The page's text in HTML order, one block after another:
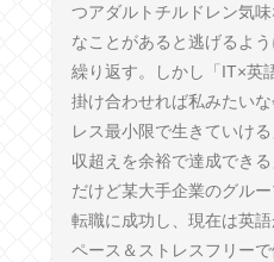
つアダルトチルドレン気
なことがあると逃げるよ
繰り返す。しかし「IT×英
掛け合わせれば私みたい
レス最小限で生きていけ
収超えを余裕で達成でき
だけど某大手企業のグル
転職に成功し、現在は英
ペース＆ストレスフリー